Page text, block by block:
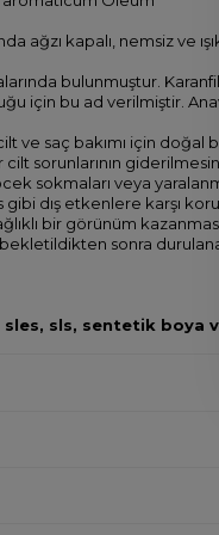
ağzı kapalı, nemsiz ve
bulunmuştur.
için bu ad verilmiştir.
ve saç bakımı için
sorunlarının
sokmaları veya
dış etkenlere karşı
bir görünüm
bekletildikten sonra
sls, sentetik boya